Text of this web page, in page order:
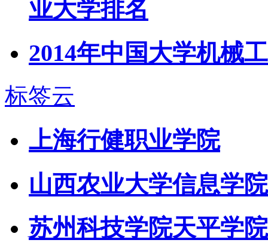
业大学排名
2014年中国大学机械
标签云
上海行健职业学院
山西农业大学信息学院
苏州科技学院天平学院